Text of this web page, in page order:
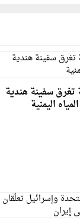
تغرق سفينة هندية
اليمنية